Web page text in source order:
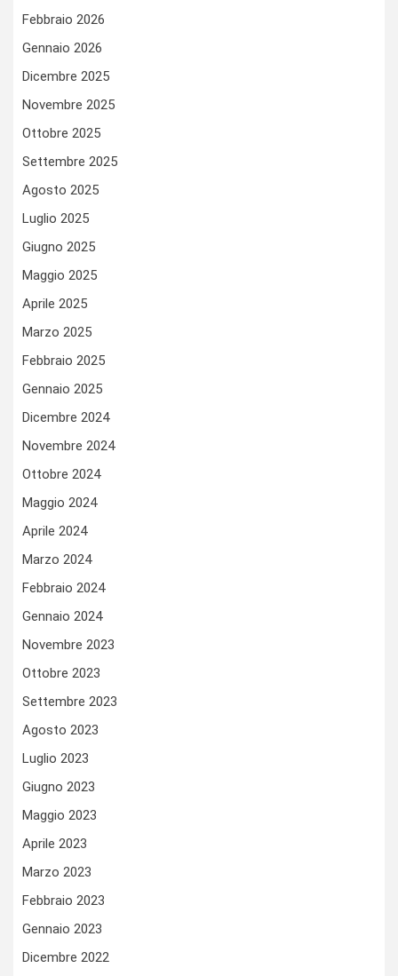
Febbraio 2026
Gennaio 2026
Dicembre 2025
Novembre 2025
Ottobre 2025
Settembre 2025
Agosto 2025
Luglio 2025
Giugno 2025
Maggio 2025
Aprile 2025
Marzo 2025
Febbraio 2025
Gennaio 2025
Dicembre 2024
Novembre 2024
Ottobre 2024
Maggio 2024
Aprile 2024
Marzo 2024
Febbraio 2024
Gennaio 2024
Novembre 2023
Ottobre 2023
Settembre 2023
Agosto 2023
Luglio 2023
Giugno 2023
Maggio 2023
Aprile 2023
Marzo 2023
Febbraio 2023
Gennaio 2023
Dicembre 2022